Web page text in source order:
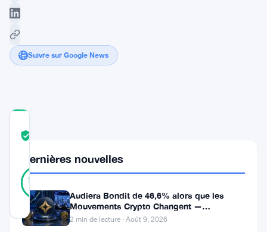
Suivre sur Google News
95
RÉEL
Vérifié
Mis à jour 3 ans il y a
Dernières nouvelles
Audiera Bondit de 46,6% alors que les
Mouvements Crypto Changent —
Mouvements Quotidiens 9 Août
2 min de lecture · Août 9, 2026